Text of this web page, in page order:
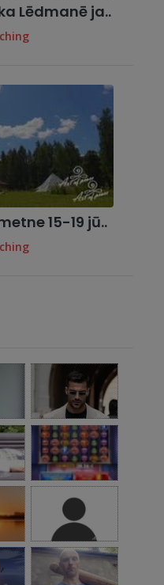
Lēdmanē ja..
15-19 jū..